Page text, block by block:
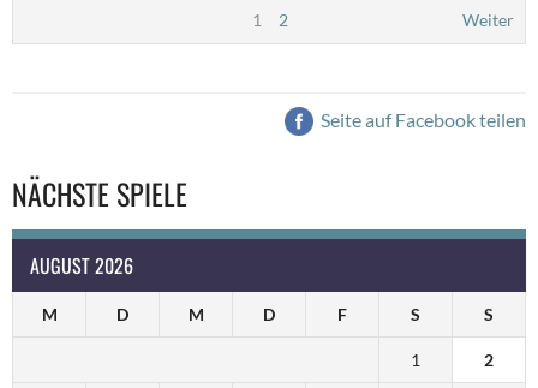
1 2 Weiter
Seite auf Facebook teilen
NÄCHSTE SPIELE
AUGUST 2026
M D M D F S S
1 2